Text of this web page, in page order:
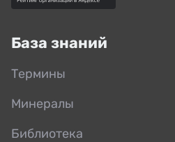
База знаний
Термины
Минералы
Библиотека